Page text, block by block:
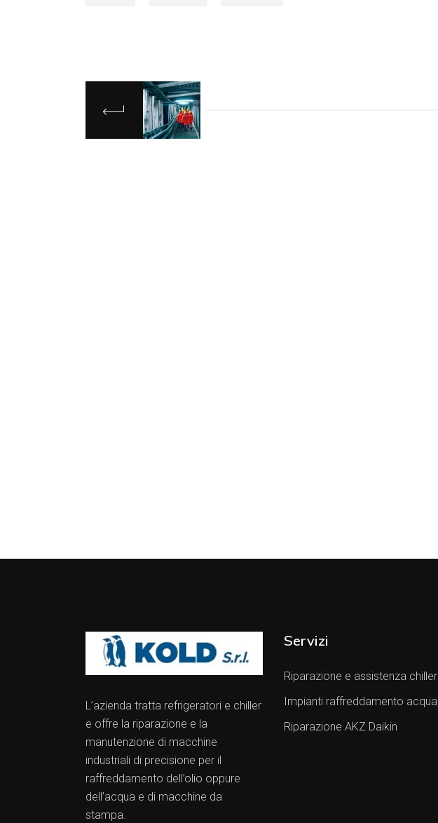
L’azienda tratta refrigeratori e chiller
e offre la riparazione e la
manutenzione di macchine
industriali di precisione per il
raffreddamento dell’olio oppure
dell’acqua e di macchine da
stampa.
Servizi
Riparazione e assistenza chiller
Impianti raffreddamento acqua
Riparazione AKZ Daikin